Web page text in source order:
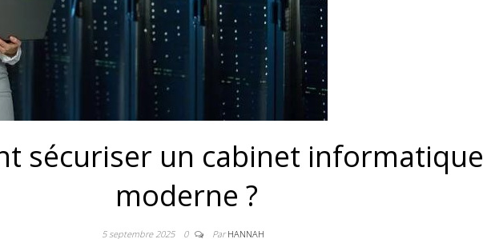
sécuriser un cabinet informatique
moderne ?
5 septembre 2025 0 ParHANNAH